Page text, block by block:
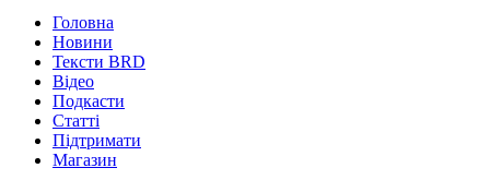
Головна
Новини
Тексти BRD
Відео
Подкасти
Статті
Підтримати
Магазин